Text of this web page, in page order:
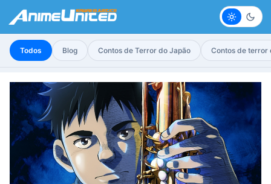
Claro
Todos Blog Contos de Terror do Japão Contos de terror